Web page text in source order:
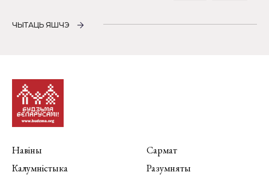
ЧЫТАЦЬ ЯШЧЭ
Навіны
Калумністыка
Сармат
Разумняты